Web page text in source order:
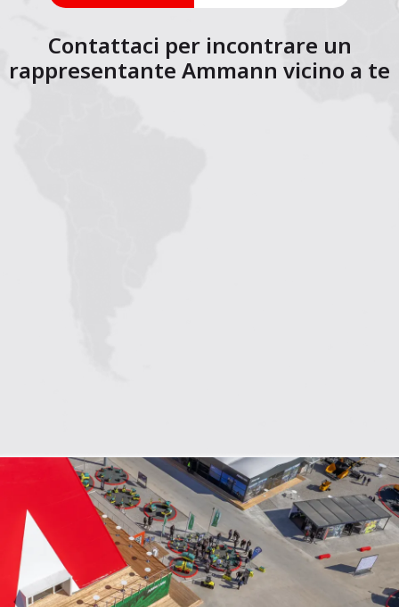
Contattaci per incontrare un
rappresentante Ammann vicino a te